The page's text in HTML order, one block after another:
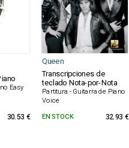
Queen
Easy
Transcripciones de
teclado Nota-por-Nota
Partitura - Guitarra de Piano
Voice
30.53 € EN STOCK 32.93 €